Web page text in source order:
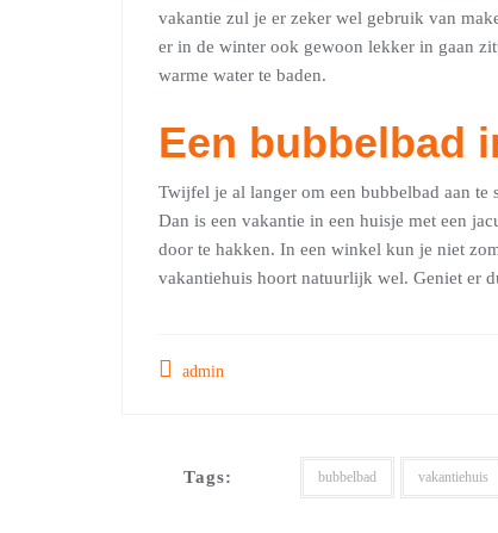
vakantie zul je er zeker wel gebruik van
er in de winter ook gewoon lekker in gaan
warme water te baden.
Een bubbelbad
Twijfel je al langer om een bubbelbad aan
Dan is een vakantie in een huisje met een
door te hakken. In een winkel kun je niet
vakantiehuis hoort natuurlijk wel. Geniet er
admin
Tags: bubbelbad vakantiehuis